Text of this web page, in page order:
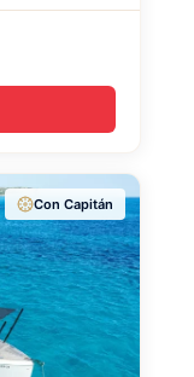
Con Capitán